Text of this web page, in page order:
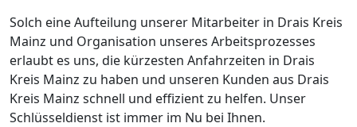
Solch eine Aufteilung unserer Mitarbeiter in Drais Kreis
Mainz und Organisation unseres Arbeitsprozesses
erlaubt es uns, die kürzesten Anfahrzeiten in Drais
Kreis Mainz zu haben und unseren Kunden aus Drais
Kreis Mainz schnell und effizient zu helfen. Unser
Schlüsseldienst ist immer im Nu bei Ihnen.